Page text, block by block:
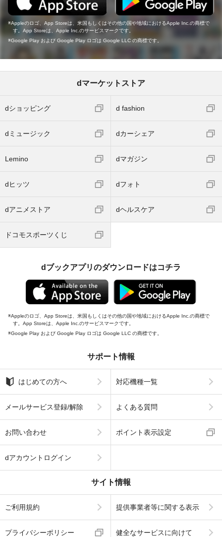
Appleのロゴ、App Storeは、米国もしくはその他の国や地域におけるApple Inc.の商標で
す。App Storeは、Apple Inc.のサービスマークです。
Google Play および Google Play ロゴは Google LLC の商標です。
dマーケットストア
dショッピング d fashion
dミュージック dカーシェア
Lemino dマガジン
dヒッツ dフォト
dアニメストア dヘルスケア
ドコモスポーツくじ
dブックアプリのダウンロードはコチラ
Appleのロゴ、App Storeは、米国もしくはその他の国や地域におけるApple Inc.の商標で
す。App Storeは、Apple Inc.のサービスマークです。
Google Play および Google Play ロゴは Google LLC の商標です。
サポート情報
はじめての方へ 対応機種一覧
メールサービス登録/解除 よくある質問
お問い合わせ ポイント表示設定
dアカウントログイン
サイト情報
ご利用規約 提供事業者等に関する表示
プライバシーポリシー 健全なサービスに向けて